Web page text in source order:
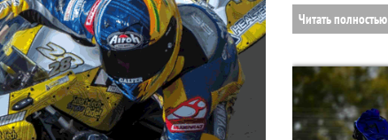
Читать полностью